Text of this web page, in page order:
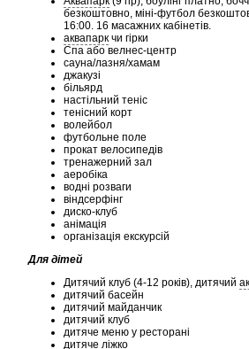
безкоштовно, міні-футбол
16:00. 16 масажних кабінетів.
аквапарк чи гірки
Спа або велнес-центр
сауна/лазня/хамам
джакузі
більярд
настільний теніс
тенісний корт
волейбол
футбольне поле
прокат велосипедів
тренажерний зал
аеробіка
водні розваги
віндсерфінг
диско-клуб
анімація
організація екскурсій
Для дітей
Дитячий клуб (4-12 років), дитячий
дитячий басейн
дитячий майданчик
дитячий клуб
дитяче меню у ресторані
дитяче ліжко